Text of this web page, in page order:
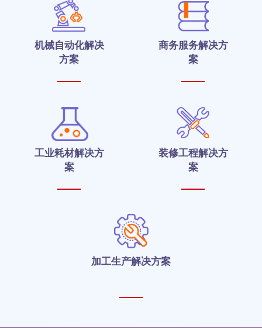
机械自动化解决
方案
商务服务解决方
案
工业耗材解决方
案
装修工程解决方
案
加工生产解决方案